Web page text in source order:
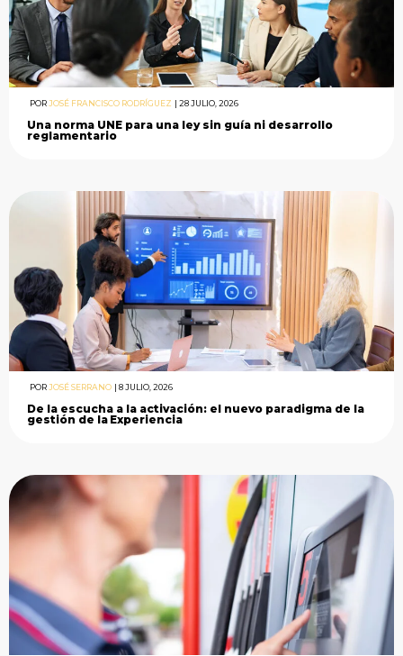
PORJOSÉ FRANCISCO RODRÍGUEZ 28 JULIO, 2026
Una norma UNE para una ley sin guía ni desarrollo
reglamentario
PORJOSÉ SERRANO 8 JULIO, 2026
De la escucha a la activación: el nuevo paradigma de la
gestión de la Experiencia